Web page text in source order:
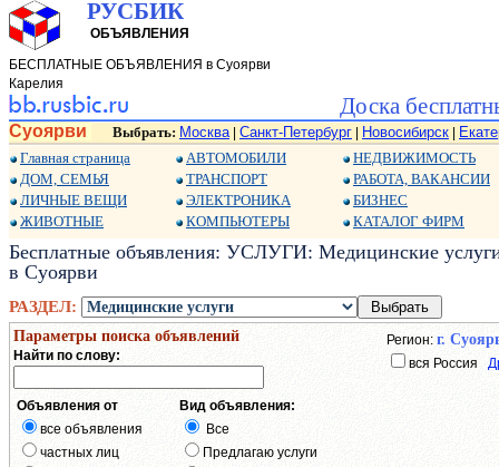
РУСБИК
ОБЪЯВЛЕНИЯ
БЕСПЛАТНЫЕ ОБЪЯВЛЕНИЯ в Суоярви
Карелия
Доска
Суоярви Выбрать: Москва| Санкт-Петербург Новосибирск
Главная страница
ДОМ, СЕМЬЯ
ЛИЧНЫЕ ВЕЩИ
ЖИВОТНЫЕ
АВТОМОБИЛИ
ТРАНСПОРТ
ЭЛЕКТРОНИКА
КОМПЬЮТЕРЫ
НЕДВИЖИМОСТЬ
РАБОТА, ВАКАНСИИ
БИЗНЕС
КАТАЛОГ ФИРМ
Бесплатные объявления: УСЛУГИ: Медицинские
в Суоярви
РАЗДЕЛ:
Параметры поиска объявлений
Найти по слову:
Регион: г.
вся Россия
Объявления от
все объявления
частных лиц
Вид объявления:
Все
Предлагаю услуги